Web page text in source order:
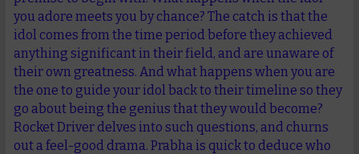
you adore meets you by chance? The catch is that the
idol comes from the time period before they achieved
anything significant in their field, and are unaware of
their own greatness. And what happens when you are
the one to guide your idol back to their timeline so they
go about being the genius that they would become?
Rocket Driver delves into such questions, and churns
out a feel-good drama. Prabha is quick to deduce who